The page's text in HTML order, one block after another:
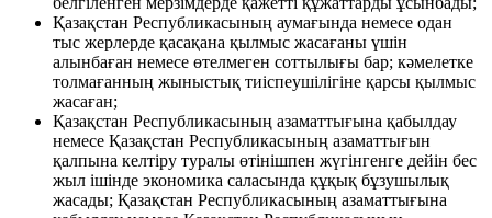
Қазақстан Республикасының аумағында немесе одан
тыс жерлерде қасақана қылмыс жасағаны үшін
алынбаған немесе өтелмеген соттылығы бар; кәмелетке
толмағанның жыныстық тиіспеушілігіне қарсы қылмыс
жасаған;
Қазақстан Республикасының азаматтығына қабылдау
немесе Қазақстан Республикасының азаматтығын
қалпына келтіру туралы өтінішпен жүгінгенге дейін бес
жыл ішінде экономика саласында құқық бұзушылық
жасады; Қазақстан Республикасының азаматтығына